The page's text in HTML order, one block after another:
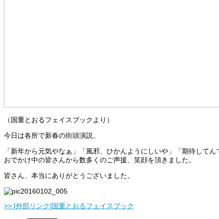
（国重とおるフェイスブックより）
今日は各所で新春の街頭演説。
「新年から元気やなぁ」「風邪、ひかんようにしいや」「期待してん
おでかけ中の皆さんから数多くのご声援、笑顔を頂きました。
皆さん、本当にありがとうございました。
>> [外部リンク]国重とおるフェイスブック